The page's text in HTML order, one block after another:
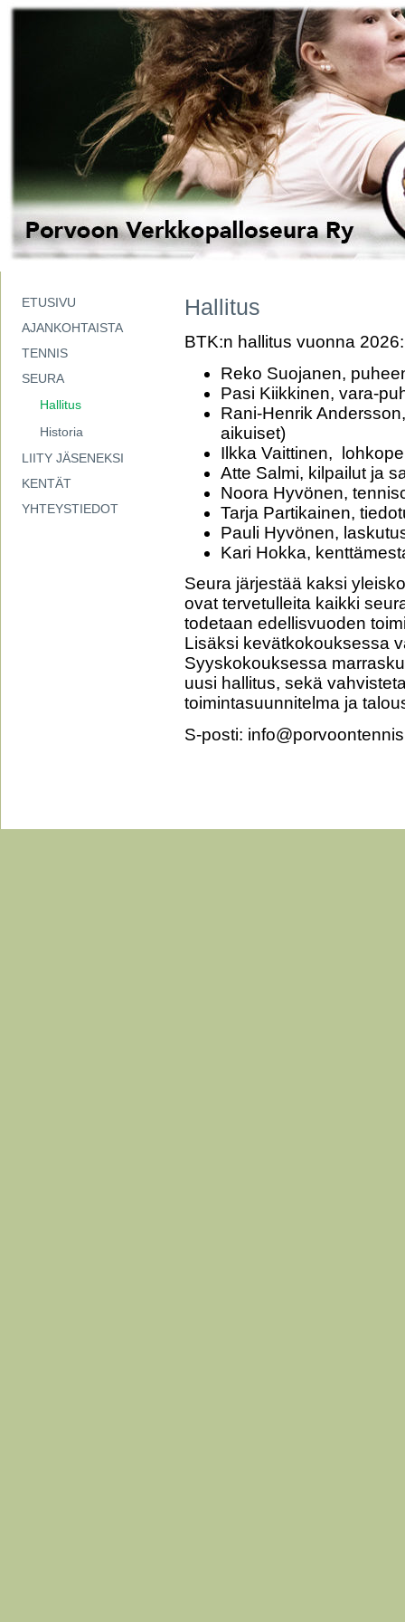
ETUSIVU
AJANKOHTAISTA
TENNIS
SEURA
Hallitus
Historia
LIITY JÄSENEKSI
KENTÄT
YHTEYSTIEDOT
Hallitus
BTK:n hallitus vuonna 2026:
Reko Suojanen,
Pasi Kiikkinen, vara-
Rani-Henrik
aikuiset)
Ilkka Vaittinen,
Atte Salmi, kilpailut ja
Noora Hyvönen,
Tarja Partikainen,
Pauli Hyvönen,
Kari Hokka,
Seura järjestää kaksi
ovat tervetulleita kaikki
todetaan edellisvuoden
Lisäksi kevätkokouksessa
Syyskokouksessa
uusi hallitus, sekä
toimintasuunnitelma ja
S-posti: